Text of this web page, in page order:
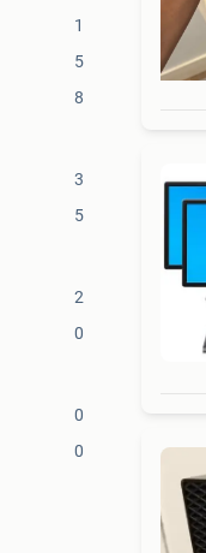
1
5
8
3
5
2
0
0
0